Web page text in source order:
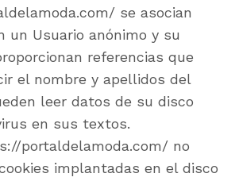
se asocian
un Usuario anónimo y su
referencias que
el nombre y apellidos del
leer datos de su disco
en sus textos.
portaldelamoda.com/ no
implantadas en el disco